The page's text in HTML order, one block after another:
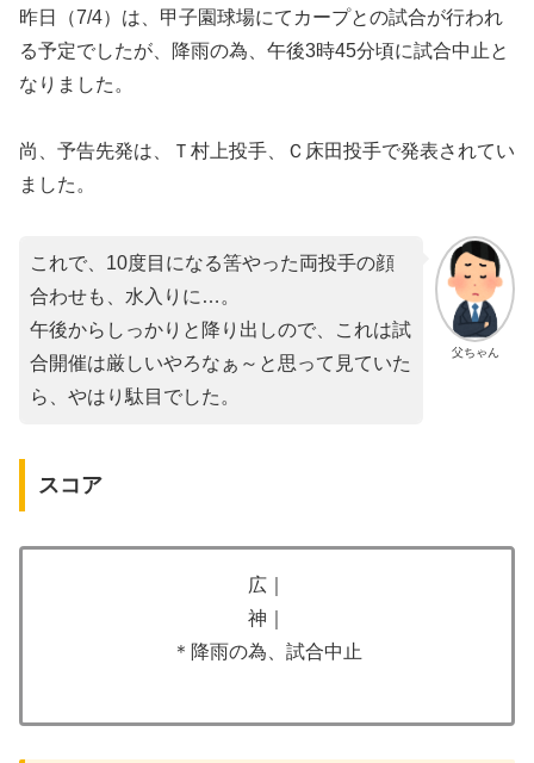
昨日（7/4）は、甲子園球場にてカープとの試合が行われ
る予定でしたが、降雨の為、午後3時45分頃に試合中止と
なりました。
尚、予告先発は、Ｔ村上投手、Ｃ床田投手で発表されてい
ました。
父ちゃん
これで、10度目になる筈やった両投手の顔
合わせも、水入りに…。
午後からしっかりと降り出しので、これは試
合開催は厳しいやろなぁ～と思って見ていた
ら、やはり駄目でした。
スコア
広｜
神｜
＊降雨の為、試合中止